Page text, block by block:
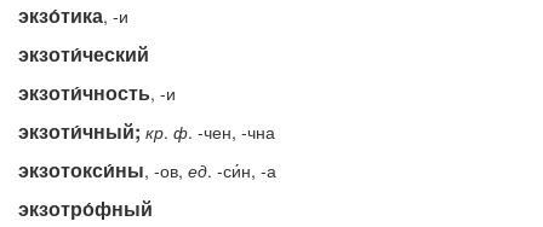
экзо́тика, -и
экзоти́ческий
экзоти́чность, -и
экзоти́чный; кр. ф. -чен, -чна
экзотокси́ны, -ов, ед. -си́н, -а
экзотро́фный